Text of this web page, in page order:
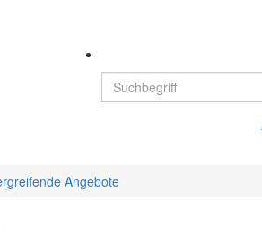
Angebote